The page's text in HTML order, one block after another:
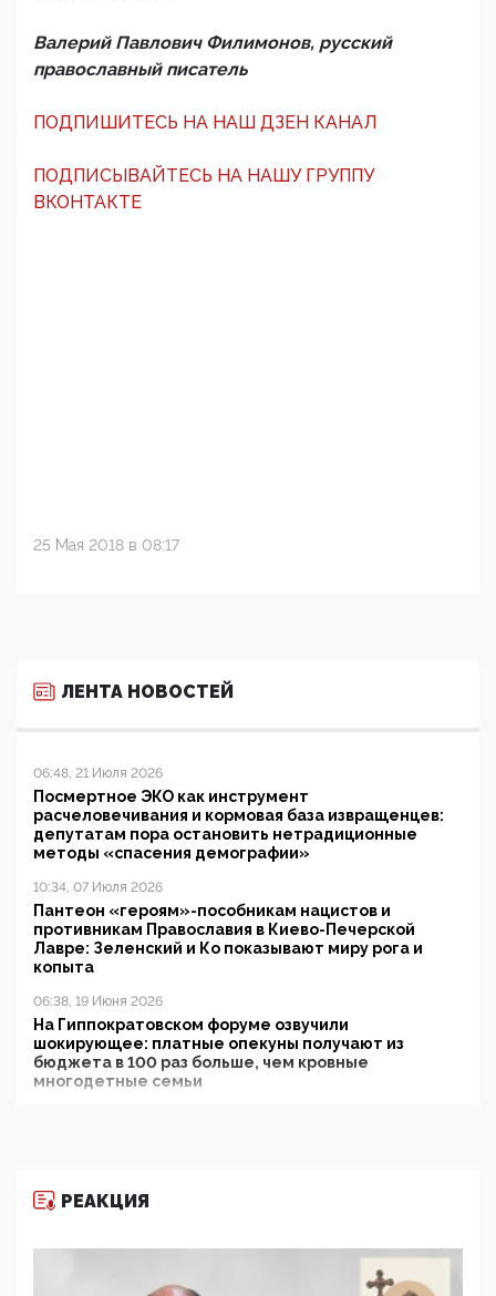
Валерий Павлович Филимонов, русский
православный писатель
ПОДПИШИТЕСЬ НА НАШ ДЗЕН КАНАЛ
ПОДПИСЫВАЙТЕСЬ НА НАШУ ГРУППУ
ВКОНТАКТЕ
25 Мая 2018 в 08:17
ЛЕНТА НОВОСТЕЙ
06:48, 21 Июля 2026
Посмертное ЭКО как инструмент
расчеловечивания и кормовая база извращенцев:
депутатам пора остановить нетрадиционные
методы «спасения демографии»
10:34, 07 Июля 2026
Пантеон «героям»-пособникам нацистов и
противникам Православия в Киево-Печерской
Лавре: Зеленский и Ко показывают миру рога и
копыта
06:38, 19 Июня 2026
На Гиппократовском форуме озвучили
шокирующее: платные опекуны получают из
бюджета в 100 раз больше, чем кровные
многодетные семьи
11:53, 09 Июня 2026
деятельность ИИТО ЮНЕСКО в России, но
цифроглобалисты продолжают определять
повестку в образовании
РЕАКЦИЯ